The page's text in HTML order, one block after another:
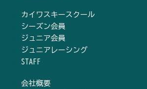
カイワスキースクール
シーズン会員
ジュニア会員
ジュニアレーシング
STAFF
会社概要